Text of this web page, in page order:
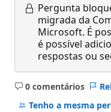
Pergunta
migrada da
Microsoft. É
é possível
respostas ou
0 comentários
Sem
comentários
Tenho a mesma